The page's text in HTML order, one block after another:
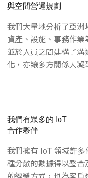
與空間營運規劃
我們大量地分析了亞
資產、設施、事務作業
並於人員之間建構了
化，亦讓多方關係人凝
我們有眾多的 IoT
合作夥伴
我們擁有 IoT 領域許
種分散的數據得以整
的經營方式，也為客